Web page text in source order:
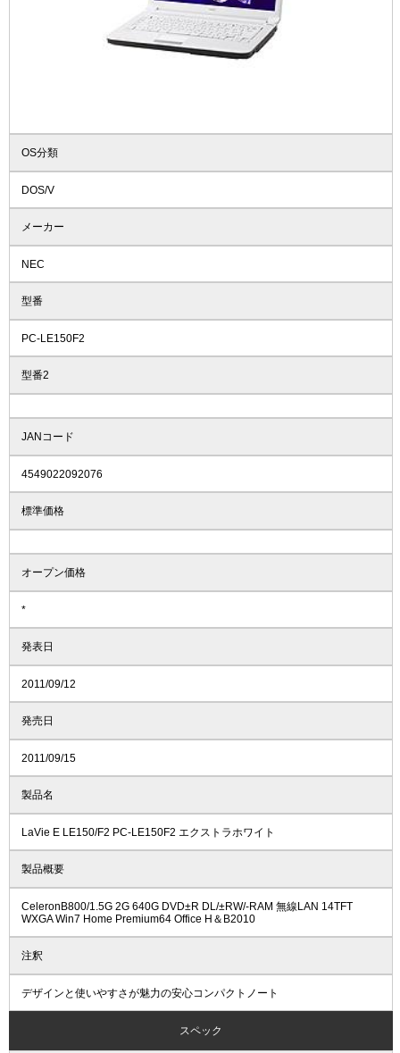
OS分類
DOS/V
メーカー
NEC
型番
PC-LE150F2
型番2
JANコード
4549022092076
標準価格
オープン価格
*
発表日
2011/09/12
発売日
2011/09/15
製品名
LaVie E LE150/F2 PC-LE150F2 エクストラホワイト
製品概要
CeleronB800/1.5G 2G 640G DVD±R DL/±RW/-RAM 無線LAN 14TFT
WXGA Win7 Home Premium64 Office H＆B2010
注釈
デザインと使いやすさが魅力の安心コンパクトノート
スペック